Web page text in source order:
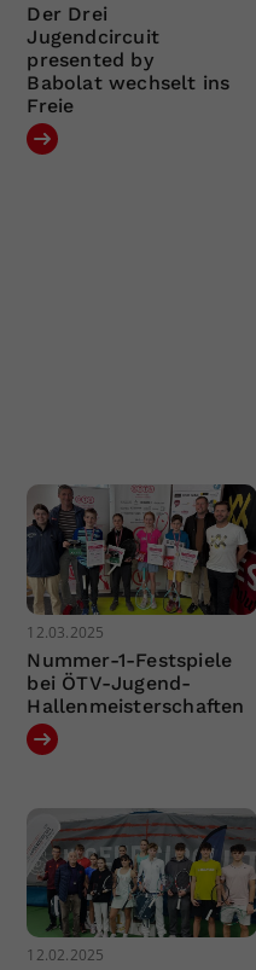
Der Drei
Jugendcircuit
presented by
Babolat wechselt ins
Freie
12.03.2025
Nummer-1-Festspiele
bei ÖTV-Jugend-
Hallenmeisterschaften
12.02.2025